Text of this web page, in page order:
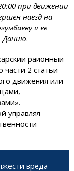
при движении
наезд на
и ее
Данию.
районный
части 2 статьи
движения или
управлял
вреда